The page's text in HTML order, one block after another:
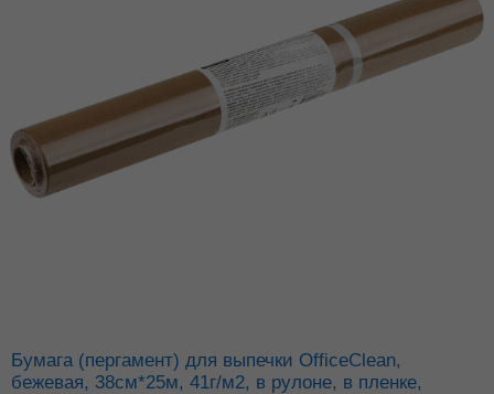
Бумага (пергамент) для выпечки OfficeClean,
бежевая, 38см*25м, 41г/м2, в рулоне, в пленке,